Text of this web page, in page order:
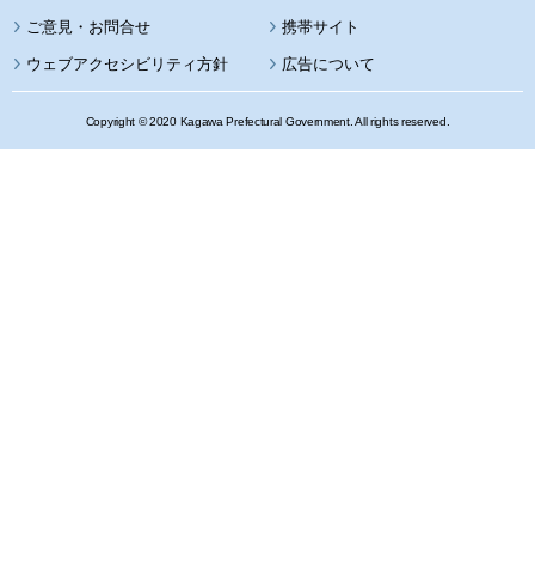
携帯サイト
ウェブアクセシビリティ方針 広告について
Copyright © 2020 Kagawa Prefectural Government. All rights reserved.